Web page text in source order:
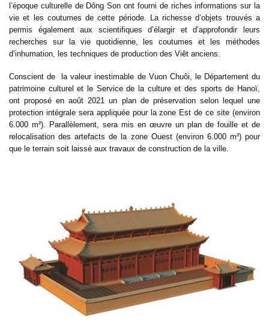
l’époque culturelle de Dông Son ont fourni de riches informations sur la
vie et les coutumes de cette période. La richesse d’objets trouvés a
permis également aux scientifiques d’élargir et d’approfondir leurs
recherches sur la vie quotidienne, les coutumes et les méthodes
d’inhumation, les techniques de production des Viêt anciens.
Conscient de la valeur inestimable de Vuon Chuôi, le Département du
patrimoine culturel et le Service de la culture et des sports de Hanoï,
ont proposé en août 2021 un plan de préservation selon lequel une
protection intégrale sera appliquée pour la zone Est de ce site (environ
6.000 m²). Parallèlement, sera mis en œuvre un plan de fouille et de
relocalisation des artefacts de la zone Ouest (environ 6.000 m²) pour
que le terrain soit laissé aux travaux de construction de la ville.